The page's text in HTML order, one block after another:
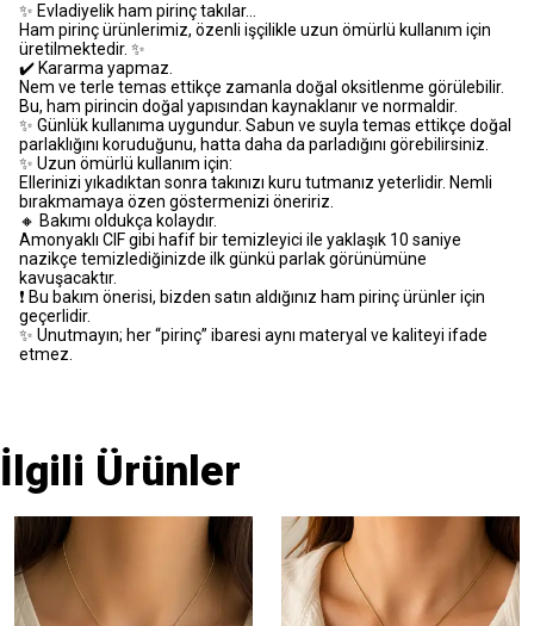
✨ Evladiyelik ham pirinç takılar…
Ham pirinç ürünlerimiz, özenli işçilikle uzun ömürlü kullanım için
üretilmektedir. ✨
✔️ Kararma yapmaz.
Nem ve terle temas ettikçe zamanla doğal oksitlenme görülebilir.
Bu, ham pirincin doğal yapısından kaynaklanır ve normaldir.
✨ Günlük kullanıma uygundur. Sabun ve suyla temas ettikçe doğal
parlaklığını koruduğunu, hatta daha da parladığını görebilirsiniz.
✨ Uzun ömürlü kullanım için:
Ellerinizi yıkadıktan sonra takınızı kuru tutmanız yeterlidir. Nemli
bırakmamaya özen göstermenizi öneririz.
🔸 Bakımı oldukça kolaydır.
Amonyaklı CIF gibi hafif bir temizleyici ile yaklaşık 10 saniye
nazikçe temizlediğinizde ilk günkü parlak görünümüne
kavuşacaktır.
❗️ Bu bakım önerisi, bizden satın aldığınız ham pirinç ürünler için
geçerlidir.
✨ Unutmayın; her “pirinç” ibaresi aynı materyal ve kaliteyi ifade
etmez.
İlgili Ürünler